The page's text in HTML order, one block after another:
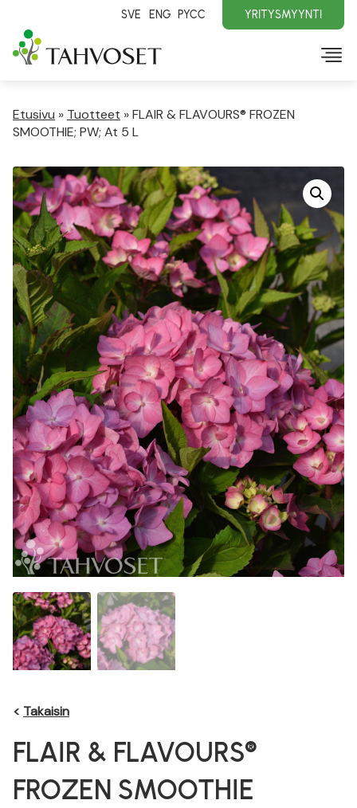
SVE ENG PYCC YRITYSMYYNTI
Etusivu » Tuotteet »FLAIR & FLAVOURS® FROZEN
SMOOTHIE; PW; At 5 L
< Takaisin
FLAIR & FLAVOURS®
FROZEN SMOOTHIE